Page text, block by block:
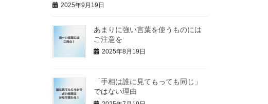
2025年9月19日
あまりに強い言葉を使うものには
ご注意を
2025年8月19日
「手相は誰に見てもっても同じ」
ではない理由